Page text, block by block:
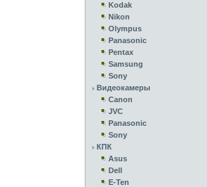
Kodak
Nikon
Olympus
Panasonic
Pentax
Samsung
Sony
Видеокамеры
Canon
JVC
Panasonic
Sony
КПК
Asus
Dell
E-Ten